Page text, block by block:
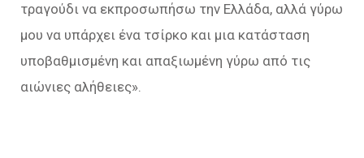
τραγούδι να εκπροσωπήσω την Ελλάδα, αλλά γύρω
μου να υπάρχει ένα τσίρκο και μια κατάσταση
υποβαθμισμένη και απαξιωμένη γύρω από τις
αιώνιες αλήθειες».